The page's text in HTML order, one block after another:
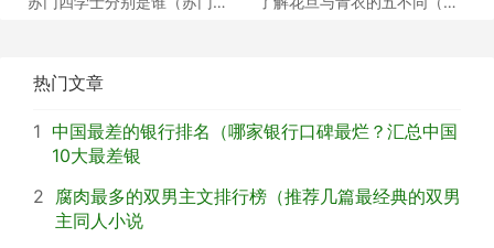
热门文章
1 中国最差的银行排名（哪家银行口碑最烂？汇总中国
10大最差银
2
腐肉最多的双男主文排行榜（推荐几篇最经典的双男
主同人小说